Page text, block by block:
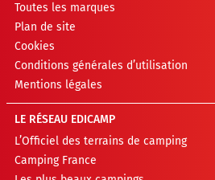
Toutes les marques
Plan de site
Cookies
Conditions générales d’utilisation
Mentions légales
LE RÉSEAU EDICAMP
L’Officiel des terrains de camping
Camping France